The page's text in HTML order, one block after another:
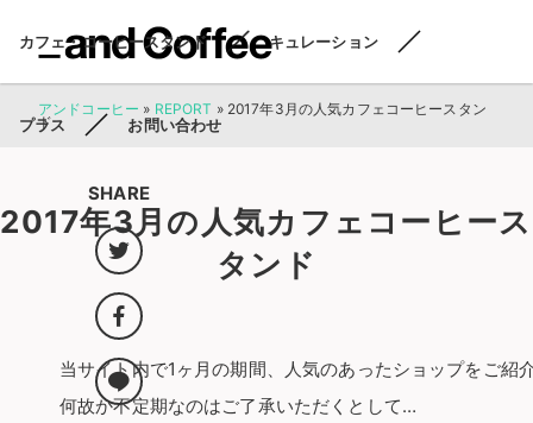
カフェ・コーヒースタンド キュレーション
プラス お問い合わせ
アンドコーヒー » REPORT » 2017年3月の人気カフェコーヒースタン
ド
2017年3月の人気カフェコーヒース
タンド
SHARE
当サイト内で1ヶ月の期間、人気のあったショップをご紹
何故か不定期なのはご了承いただくとして…